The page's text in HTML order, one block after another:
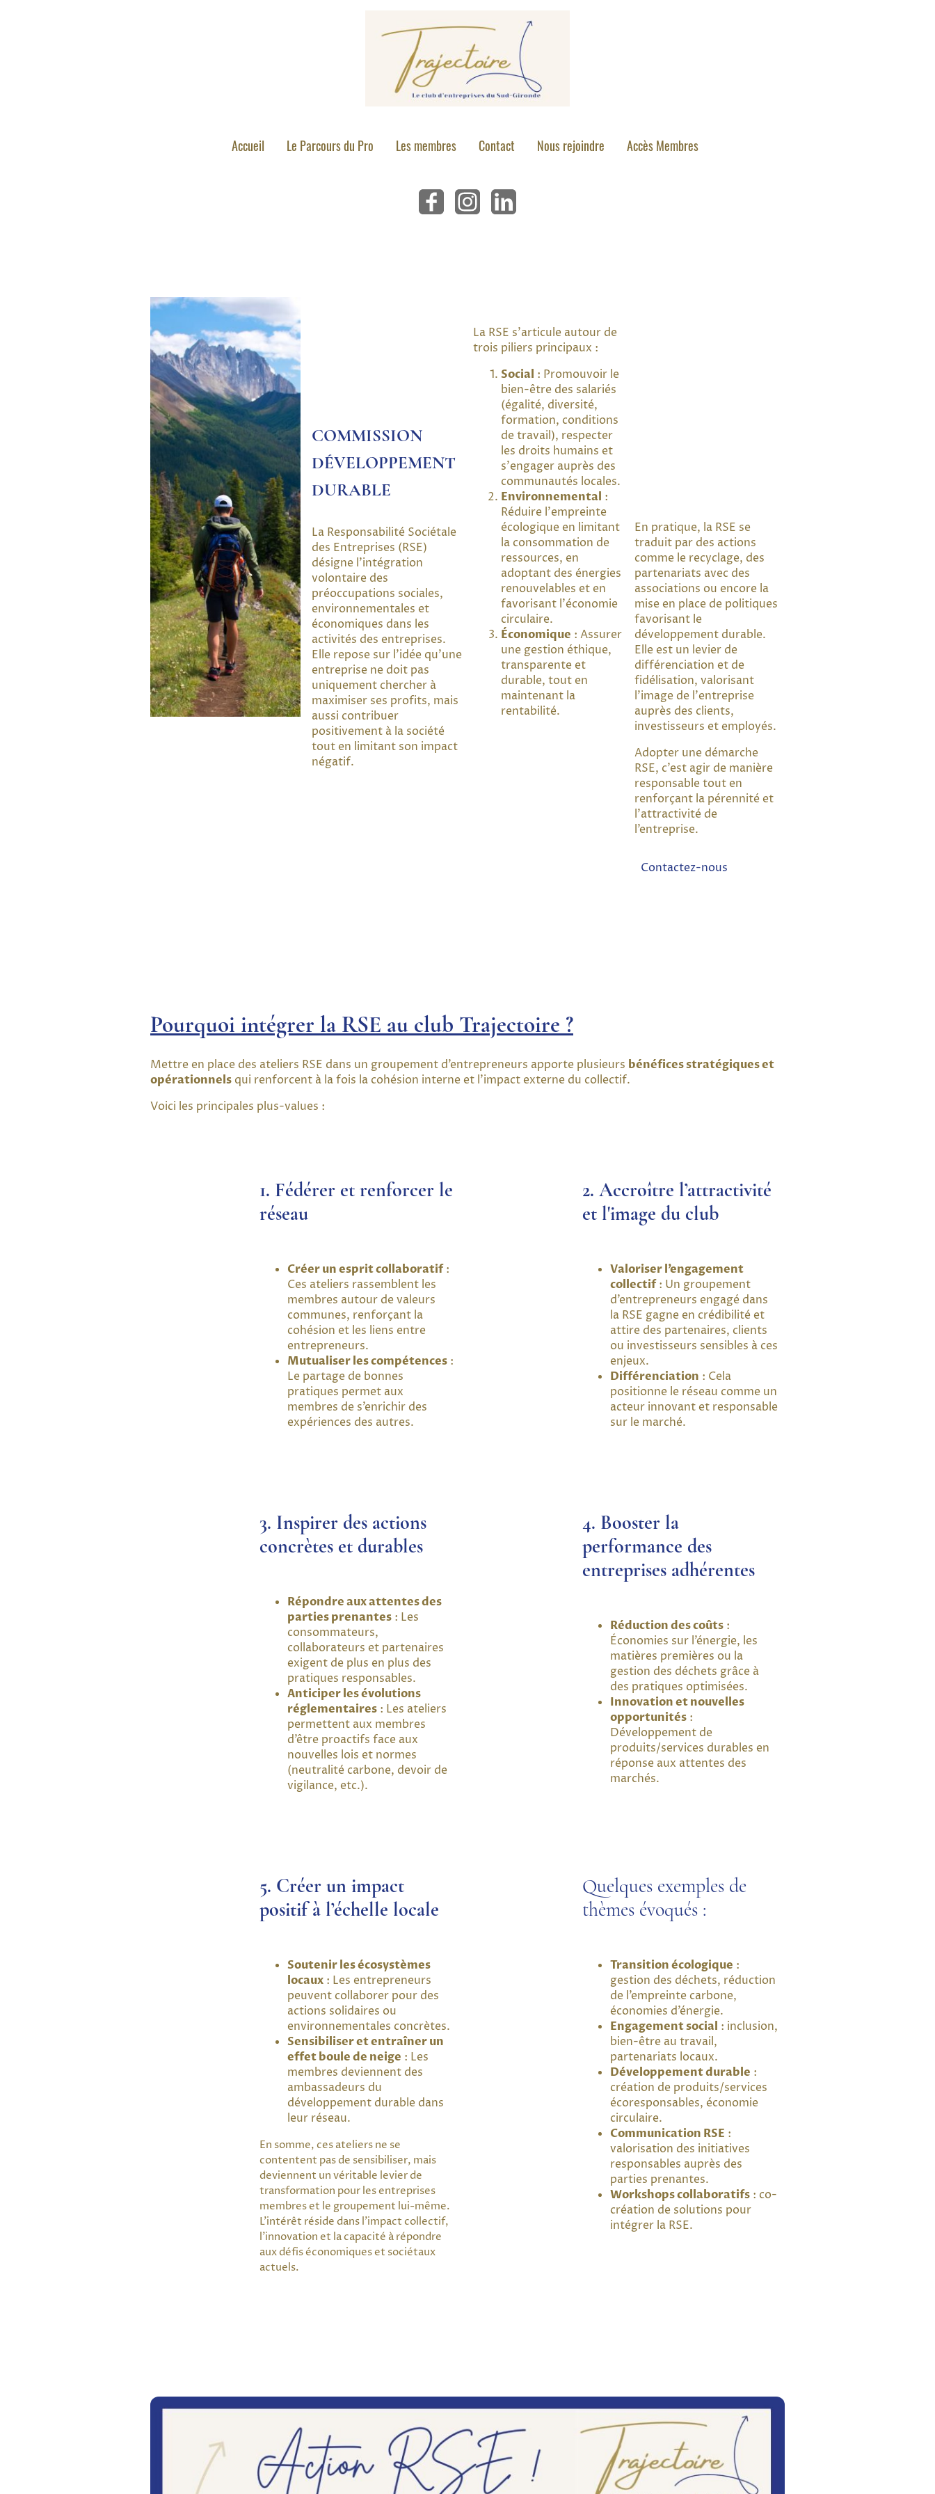
Accueil Le Parcours du Pro Les membres Contact Nous rejoindre Accès Membres
COMMISSION
DÉVELOPPEMENT
DURABLE
La Responsabilité Sociétale
des Entreprises (RSE)
désigne l'intégration
volontaire des
préoccupations sociales,
environnementales et
économiques dans les
activités des entreprises.
Elle repose sur l'idée qu'une
entreprise ne doit pas
uniquement chercher à
maximiser ses profits, mais
aussi contribuer
positivement à la société
tout en limitant son impact
négatif.
La RSE s'articule autour de
trois piliers principaux :
Social : Promouvoir le
bien-être des salariés
(égalité, diversité,
formation, conditions
de travail), respecter
les droits humains et
s'engager auprès des
communautés locales.
Environnemental :
Réduire l'empreinte
écologique en limitant
la consommation de
ressources, en
adoptant des énergies
renouvelables et en
favorisant l'économie
circulaire.
Économique : Assurer
une gestion éthique,
transparente et
durable, tout en
maintenant la
rentabilité.
En pratique, la RSE se
traduit par des actions
comme le recyclage, des
partenariats avec des
associations ou encore la
mise en place de politiques
favorisant le
développement durable.
Elle est un levier de
différenciation et de
fidélisation, valorisant
l'image de l'entreprise
auprès des clients,
investisseurs et employés.
Adopter une démarche
RSE, c’est agir de manière
responsable tout en
renforçant la pérennité et
l’attractivité de
l’entreprise.
Contactez-nous
Pourquoi intégrer la RSE au club Trajectoire ?
Mettre en place des ateliers RSE dans un groupement d’entrepreneurs apporte plusieurs bénéfices stratégiques et
opérationnels qui renforcent à la fois la cohésion interne et l’impact externe du collectif.
Voici les principales plus-values :
1. Fédérer et renforcer le
réseau
Créer un esprit collaboratif:
Ces ateliers rassemblent les
membres autour de valeurs
communes, renforçant la
cohésion et les liens entre
entrepreneurs.
Mutualiser les compétences :
Le partage de bonnes
pratiques permet aux
membres de s’enrichir des
expériences des autres.
2. Accroître l’attractivité
et l'image du club
Valoriser l’engagement
collectif: Un groupement
d’entrepreneurs engagé dans
la RSE gagne en crédibilité et
attire des partenaires, clients
ou investisseurs sensibles à ces
enjeux.
Différenciation : Cela
positionne le réseau comme un
acteur innovant et responsable
sur le marché.
3. Inspirer des actions
concrètes et durables
Répondre aux attentes des
parties prenantes : Les
consommateurs,
collaborateurs et partenaires
exigent de plus en plus des
pratiques responsables.
Anticiper les évolutions
réglementaires : Les ateliers
permettent aux membres
d’être proactifs face aux
nouvelles lois et normes
(neutralité carbone, devoir de
vigilance, etc.).
4. Booster la
performance des
entreprises adhérentes
Réduction des coûts :
Économies sur l’énergie, les
matières premières ou la
gestion des déchets grâce à
des pratiques optimisées.
Innovation et nouvelles
opportunités :
Développement de
produits/services durables en
réponse aux attentes des
marchés.
5. Créer un impact
positif à l’échelle locale
Soutenir les écosystèmes
locaux : Les entrepreneurs
peuvent collaborer pour des
actions solidaires ou
environnementales concrètes.
Sensibiliser et entraîner un
effet boule de neige : Les
membres deviennent des
ambassadeurs du
développement durable dans
leur réseau.
En somme, ces ateliers ne se
contentent pas de sensibiliser, mais
deviennent un véritable levier de
transformation pour les entreprises
membres et le groupement lui-même.
L'intérêt réside dans l’impact collectif,
l’innovation et la capacité à répondre
aux défis économiques et sociétaux
actuels.
Quelques exemples de
thèmes évoqués :
Transition écologique :
gestion des déchets, réduction
de l’empreinte carbone,
économies d’énergie.
Engagement social : inclusion,
bien-être au travail,
partenariats locaux.
Développement durable :
création de produits/services
écoresponsables, économie
circulaire.
Communication RSE :
valorisation des initiatives
responsables auprès des
parties prenantes.
Workshops collaboratifs : co-
création de solutions pour
intégrer la RSE.